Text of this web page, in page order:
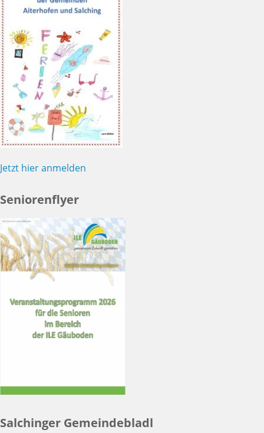
Jetzt hier anmelden
Seniorenflyer
Salchinger Gemeindebladl